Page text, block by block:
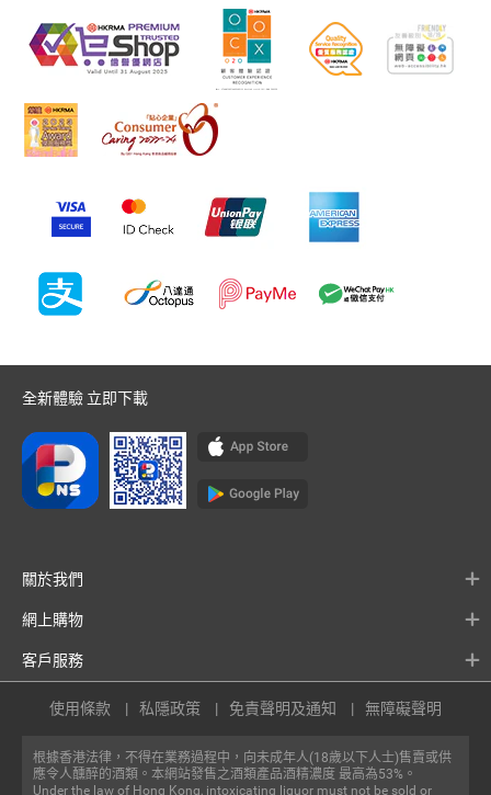
全新體驗 立即下載
關於我們
網上購物
客戶服務
根據香港法律，不得在業務過程中，向未成年人(18歲以下人士)售賣或供
應令人醺醉的酒類。本網站發售之酒類產品酒精濃度 最高為53%。
Under the law of Hong Kong, intoxicating liquor must not be sold or
使用條款 私隱政策 免責聲明及通知 無障礙聲明